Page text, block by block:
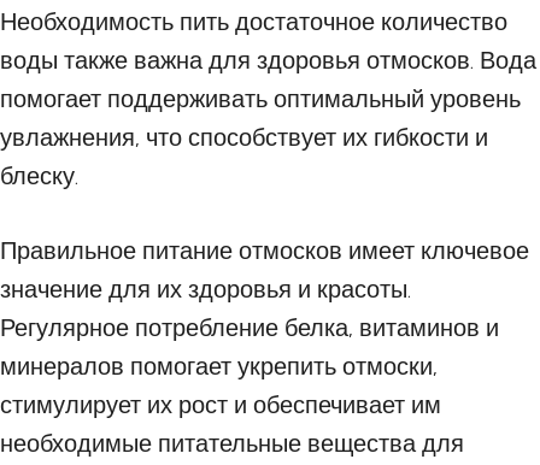
Необходимость пить достаточное количество
воды также важна для здоровья отмосков. Вода
помогает поддерживать оптимальный уровень
увлажнения, что способствует их гибкости и
блеску.
Правильное питание отмосков имеет ключевое
значение для их здоровья и красоты.
Регулярное потребление белка, витаминов и
минералов помогает укрепить отмоски,
стимулирует их рост и обеспечивает им
необходимые питательные вещества для